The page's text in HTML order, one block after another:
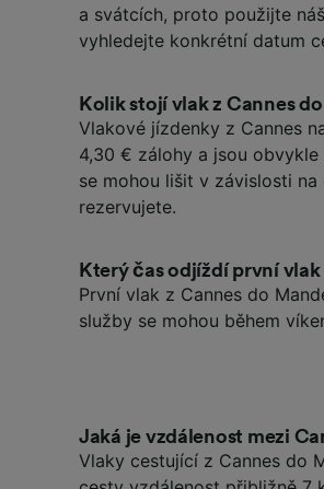
a svátcích, proto použijte
vyhledejte konkrétní datum
Kolik stojí vlak z Cannes
Vlakové jízdenky z Cannes
4,30 € zálohy a jsou
se mohou lišit v závislosti
rezervujete.
Který čas odjíždí první
První vlak z Cannes do
služby se mohou během
Jaká je vzdálenost mezi
Vlaky cestující z Cannes do